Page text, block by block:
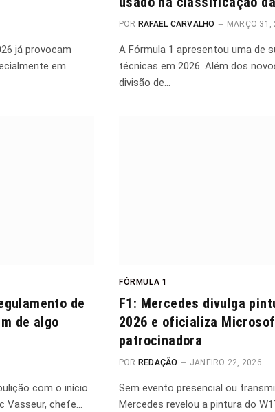
já provocam
em
POR RAFAEL CARVALHO MARÇO 31,
A Fórmula 1 apresentou uma de
técnicas em 2026. Além dos
divisão de…
de
de algo
com o início
Vasseur, chefe…
FÓRMULA 1
F1: Mercedes divulga
2026 e oficializa
patrocinadora
POR REDAÇÃO JANEIRO 22, 2026
Sem evento presencial ou
Mercedes revelou a pintura do